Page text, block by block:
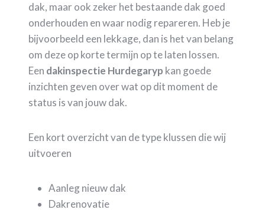
dak, maar ook zeker het bestaande dak goed
onderhouden en waar nodig repareren. Heb je
bijvoorbeeld een lekkage, dan is het van belang
om deze op korte termijn op te laten lossen.
Een dakinspectie Hurdegaryp kan goede
inzichten geven over wat op dit moment de
status is van jouw dak.
Een kort overzicht van de type klussen die wij
uitvoeren
Aanleg nieuw dak
Dakrenovatie